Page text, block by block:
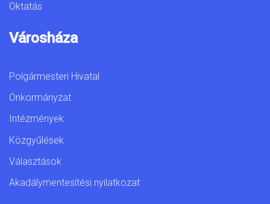
Oktatás
Városháza
Polgármesteri Hivatal
Önkormányzat
Intézmények
Közgyűlések
Választások
Akadálymentesítési nyilatkozat